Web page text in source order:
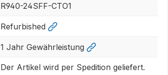
R940-24SFF-CTO1
Refurbished
1 Jahr Gewährleistung
Der Artikel wird per Spedition geliefert.